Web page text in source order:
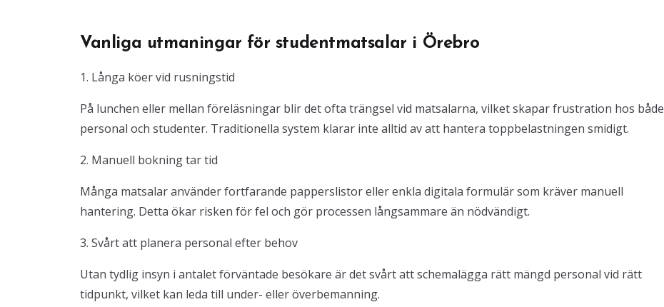
Vanliga utmaningar för studentmatsalar i Örebro
1. Långa köer vid rusningstid
På lunchen eller mellan föreläsningar blir det ofta trängsel vid matsalarna, vilket skapar frustration hos både
personal och studenter. Traditionella system klarar inte alltid av att hantera toppbelastningen smidigt.
2. Manuell bokning tar tid
Många matsalar använder fortfarande papperslistor eller enkla digitala formulär som kräver manuell
hantering. Detta ökar risken för fel och gör processen långsammare än nödvändigt.
3. Svårt att planera personal efter behov
Utan tydlig insyn i antalet förväntade besökare är det svårt att schemalägga rätt mängd personal vid rätt
tidpunkt, vilket kan leda till under- eller överbemanning.